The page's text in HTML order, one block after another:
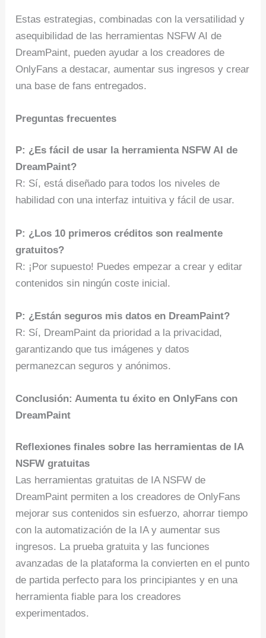
Estas estrategias, combinadas con la versatilidad y
asequibilidad de las herramientas NSFW AI de
DreamPaint, pueden ayudar a los creadores de
OnlyFans a destacar, aumentar sus ingresos y crear
una base de fans entregados.
Preguntas frecuentes
P: ¿Es fácil de usar la herramienta NSFW AI de
DreamPaint?
R: Sí, está diseñado para todos los niveles de
habilidad con una interfaz intuitiva y fácil de usar.
P: ¿Los 10 primeros créditos son realmente
gratuitos?
R: ¡Por supuesto! Puedes empezar a crear y editar
contenidos sin ningún coste inicial.
P: ¿Están seguros mis datos en DreamPaint?
R: Sí, DreamPaint da prioridad a la privacidad,
garantizando que tus imágenes y datos
permanezcan seguros y anónimos.
Conclusión: Aumenta tu éxito en OnlyFans con
DreamPaint
Reflexiones finales sobre las herramientas de IA
NSFW gratuitas
Las herramientas gratuitas de IA NSFW de
DreamPaint permiten a los creadores de OnlyFans
mejorar sus contenidos sin esfuerzo, ahorrar tiempo
con la automatización de la IA y aumentar sus
ingresos. La prueba gratuita y las funciones
avanzadas de la plataforma la convierten en el punto
de partida perfecto para los principiantes y en una
herramienta fiable para los creadores
experimentados.